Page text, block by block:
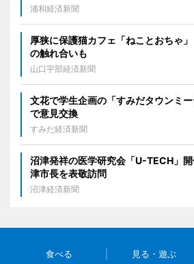
浦和経済新聞
厚狭に保護猫カフェ「ねことおちゃ
の触れ合いも
山口宇部経済新聞
文花で学生企画の「すみだタウンミ
で意見交換
すみだ経済新聞
沼津発祥の医学研究会「U-TECH」
津市長を表敬訪問
沼津経済新聞
食べる 見る・遊ぶ